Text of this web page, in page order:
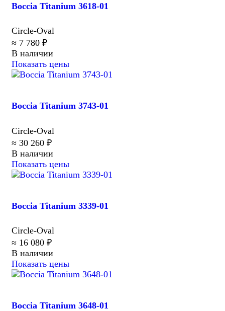
Boccia Titanium 3618-01
Circle-Oval
≈ 7 780 ₽
В наличии
Показать цены
Boccia Titanium 3743-01
Circle-Oval
≈ 30 260 ₽
В наличии
Показать цены
Boccia Titanium 3339-01
Circle-Oval
≈ 16 080 ₽
В наличии
Показать цены
Boccia Titanium 3648-01